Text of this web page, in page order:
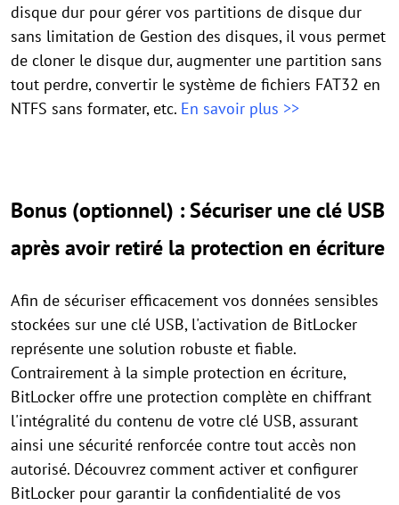
disque dur pour gérer vos partitions de disque dur
sans limitation de Gestion des disques, il vous permet
de cloner le disque dur, augmenter une partition sans
tout perdre, convertir le système de fichiers FAT32 en
NTFS sans formater, etc. En savoir plus >>
Bonus (optionnel) : Sécuriser une clé USB
après avoir retiré la protection en écriture
Afin de sécuriser efficacement vos données sensibles
stockées sur une clé USB, l'activation de BitLocker
représente une solution robuste et fiable.
Contrairement à la simple protection en écriture,
BitLocker offre une protection complète en chiffrant
l'intégralité du contenu de votre clé USB, assurant
ainsi une sécurité renforcée contre tout accès non
autorisé. Découvrez comment activer et configurer
BitLocker pour garantir la confidentialité de vos